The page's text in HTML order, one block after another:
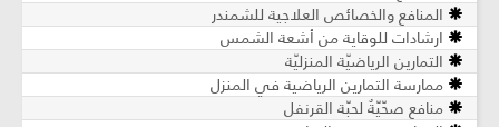
المنافع والخصائص العلاجية للشمندر
ارشادات للوقاية من أشعة الشمس
التمارين الرياضيّة المنزليّة
ممارسة التمارين الرياضية في المنزل
منافع صحّيّةٌ لحبّة القرنفل